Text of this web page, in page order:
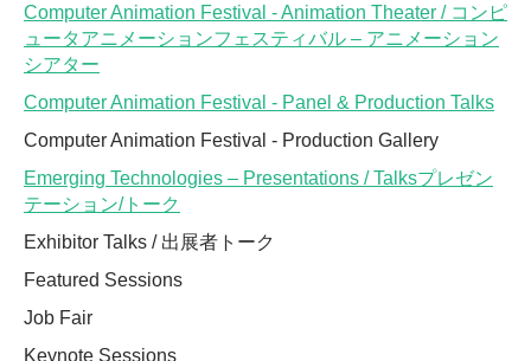
Computer Animation Festival - Animation Theater / コンピ
ュータアニメーションフェスティバル – アニメーション
シアター
Computer Animation Festival - Panel & Production Talks
Computer Animation Festival - Production Gallery
Emerging Technologies – Presentations / Talksプレゼン
テーション/トーク
Exhibitor Talks / 出展者トーク
Featured Sessions
Job Fair
Keynote Sessions